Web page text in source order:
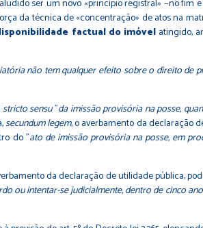
ser um novo «princípio registral» −no fim
da técnica de «concentração» de atos na
factual do imóvelatingido,
não tem qualquer efeito sobre o direito de
stricto sensu"da imissão provisória na posse,
secundum legem, o averbamento da declaração
do "ato de imissão provisória na posse, em
da declaração de utilidade pública,
ou intentar-se judicialmente, dentro de cinco